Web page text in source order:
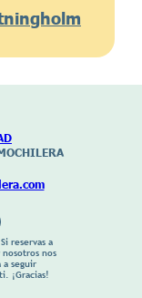
reservas a
nos
a seguir
¡Gracias!